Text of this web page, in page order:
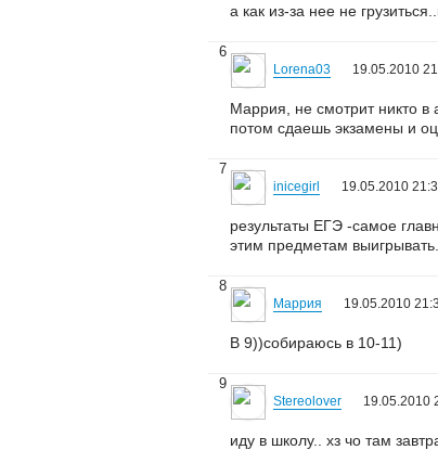
а как из-за нее не
6
Lorena03 19.05.2010
Маррия, не смотрит никто в
потом сдаешь экзамены и
7
inicegirl 19.05.2010
результаты ЕГЭ -самое
этим предметам
8
Маррия 19.05.2010
В 9))собираюсь в 10-11)
9
Stereolover 19.05.2010
иду в школу.. хз чо там